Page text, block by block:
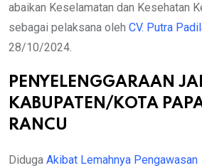
abaikan Keselamatan dan Kesehatan
sebagai pelaksana oleh CV. Putra
28/10/2024.
PENYELENGGARAAN
KABUPATEN/KOTA
RANCU
Diduga Akibat Lemahnya Pengawasan